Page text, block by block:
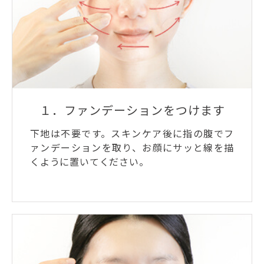
１．ファンデーションをつけます
下地は不要です。スキンケア後に指の腹でフ
ァンデーションを取り、お顔にサッと線を描
くように置いてください。